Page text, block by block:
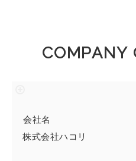
COMPANY
会社名
株式会社ハコリ